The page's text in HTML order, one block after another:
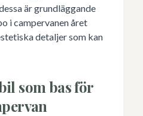
är grundläggande
i campervanen året
detaljer som kan
som bas för